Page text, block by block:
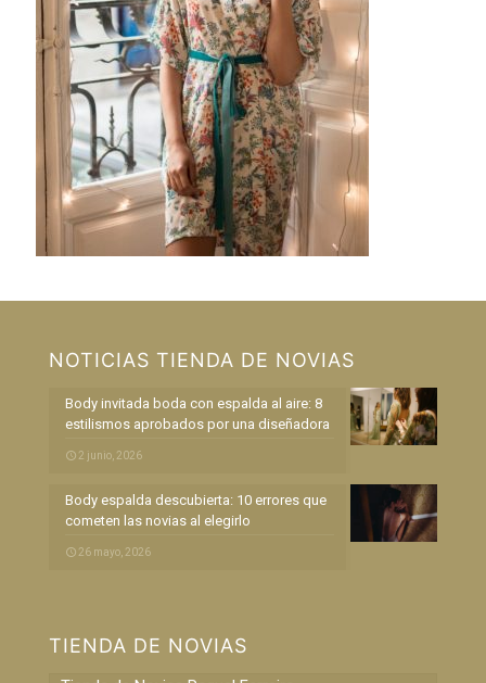
NOTICIAS TIENDA DE NOVIAS
Body invitada boda con espalda al aire: 8
estilismos aprobados por una diseñadora
2 junio, 2026
Body espalda descubierta: 10 errores que
cometen las novias al elegirlo
26 mayo, 2026
TIENDA DE NOVIAS